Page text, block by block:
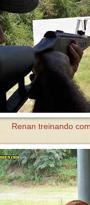
Renan treinando